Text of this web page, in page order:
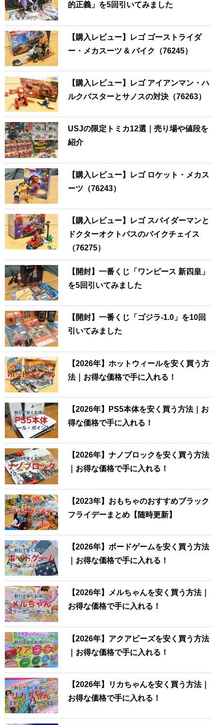
的正義」を5回引いてみました
【購入レビュー】レゴ ゴーストライダ
ー・メカスーツ & バイク（76245）
【購入レビュー】レゴ アイアンマン・ハ
ルクバスターとサノスの対決（76263）
USJの限定トミカ12選｜売り場や値段を
紹介
【購入レビュー】レゴ ロケット・メカス
ーツ（76243）
【購入レビュー】レゴ スパイダーマンと
ドクターオクトパスのバイクチェイス
（76275）
【開封】一番くじ「ワンピース 新四皇」
を5回引いてみました
【開封】一番くじ「ゴジラ-1.0」を10回
引いてみました
【2026年】ホットウィールを安く買う方
法｜お得な価格で手に入れる！
【2026年】PS5本体を安く買う方法｜お
得な価格で手に入れる！
【2026年】ナノブロックを安く買う方法
｜お得な価格で手に入れる！
【2023年】おもちゃのおすすめブラック
フライデーまとめ【随時更新】
【2026年】ボードゲームを安く買う方法
｜お得な価格で手に入れる！
【2026年】メルちゃんを安く買う方法｜
お得な価格で手に入れる！
【2026年】アクアビーズを安く買う方法
｜お得な価格で手に入れる！
【2026年】リカちゃんを安く買う方法｜
お得な価格で手に入れる！